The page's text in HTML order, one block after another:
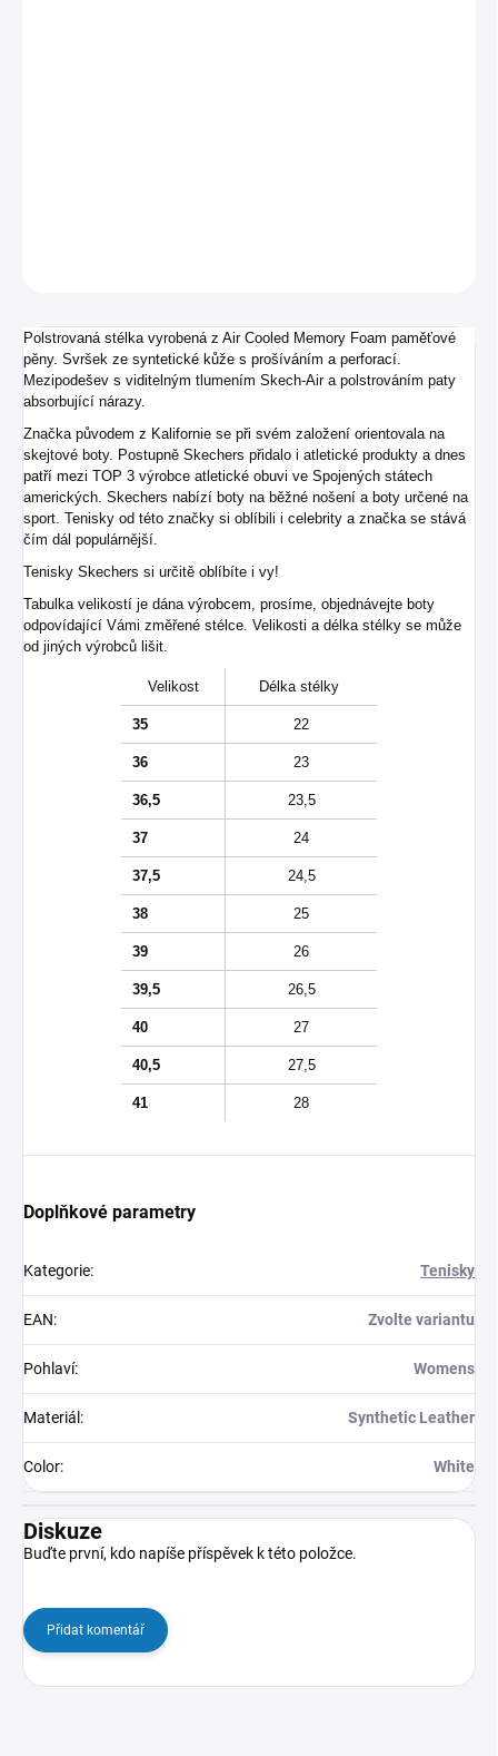
Polstrovaná stélka vyrobená z Air Cooled Memory Foam paměťové
pěny. Svršek ze syntetické kůže s prošíváním a perforací.
Mezipodešev s viditelným tlumením Skech-Aira polstrováním paty
absorbující nárazy.
Značka původem z Kalifornie se při svém založení orientovala na
skejtové boty. Postupně Skechers přidalo i atletické produkty a dnes
patří mezi TOP 3 výrobce atletické obuvi ve Spojených státech
amerických. Skechers nabízí boty na běžné nošení a boty určené na
sport. Tenisky od této značky si oblíbili i celebrity a značka se stává
čím dál populárnější.
Tenisky Skechers si určitě oblíbíte i vy!
Tabulka velikostí je dána výrobcem, prosíme, objednávejte boty
odpovídající Vámi změřené stélce. Velikosti a délka stélky se může
od jiných výrobců lišit.
Velikost Délka stélky
35 22
36 23
36,5 23,5
37 24
37,5 24,5
38 25
39 26
39,5 26,5
40 27
40,5 27,5
41 28
Doplňkové parametry
Kategorie: Tenisky
EAN: Zvolte variantu
Pohlaví: Womens
Materiál : Synthetic Leather
Color: White
Diskuze
Buďte první, kdo napíše příspěvek k této položce.
Přidat komentář